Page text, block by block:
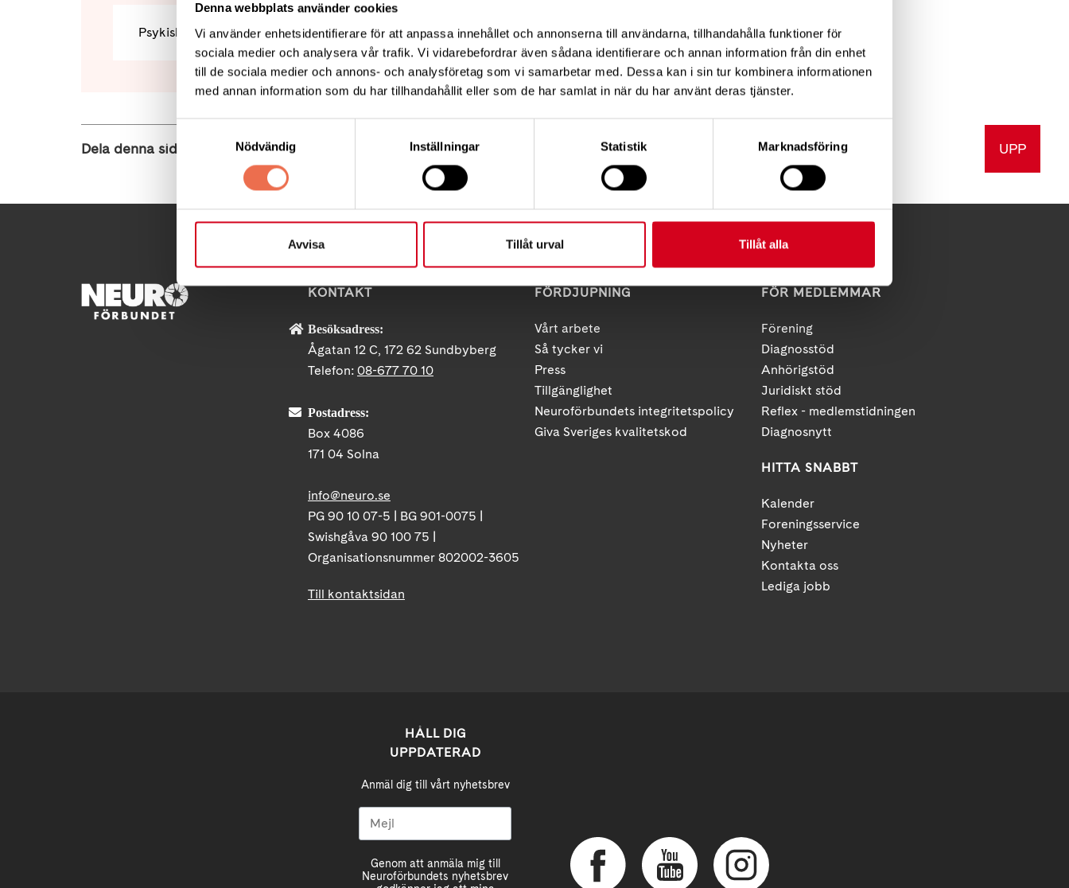
Denna webbplats använder cookies
Vi använder enhetsidentifierare för att anpassa innehållet och annonserna till användarna, tillhandahålla funktioner för
sociala medier och analysera vår trafik. Vi vidarebefordrar även sådana identifierare och annan information från din enhet
till de sociala medier och annons- och analysföretag som vi samarbetar med. Dessa kan i sin tur kombinera informationen
med annan information som du har tillhandahållit eller som de har samlat in när du har använt deras tjänster.
Samtyckesval
Nödvändig
Inställningar Statistik Marknadsföring
Avvisa Tillåt urval Tillåt alla
Psykisk hälsa i samband med smärta mellerud 18 sept.pdf (127,1 KB)
Dela denna sida: Tipsa UPP
KONTAKT
Besöksadress:
Ågatan 12 C, 172 62 Sundbyberg
Telefon: 08-677 70 10
Postadress:
Box 4086
171 04 Solna
info@neuro.se
PG 90 10 07-5 | BG 901-0075 |
Swishgåva 90 100 75 |
Organisationsnummer 802002-3605
Till kontaktsidan
FÖRDJUPNING
Vårt arbete
Så tycker vi
Press
Tillgänglighet
Neuroförbundets integritetspolicy
Giva Sveriges kvalitetskod
FÖR MEDLEMMAR
Förening
Diagnosstöd
Anhörigstöd
Juridiskt stöd
Reflex - medlemstidningen
Diagnosnytt
HITTA SNABBT
Kalender
Foreningsservice
Nyheter
Kontakta oss
Lediga jobb
HÅLL DIG
UPPDATERAD
Anmäl dig till vårt nyhetsbrev
Genom att anmäla mig till
Neuroförbundets nyhetsbrev